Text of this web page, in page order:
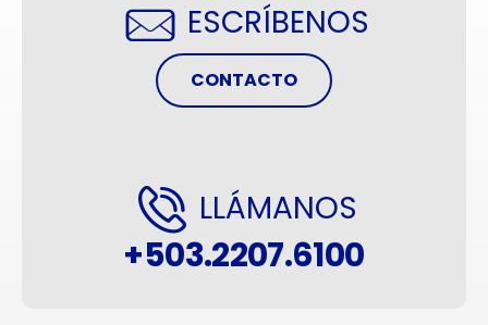
ESCRÍBENOS
CONTACTO
LLÁMANOS
+503.2207.6100